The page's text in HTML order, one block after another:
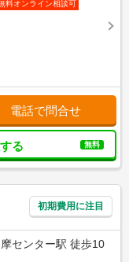
料オンライン相談可
電話で問合せ
る 無料
初期費用に注目
センター駅 徒歩10